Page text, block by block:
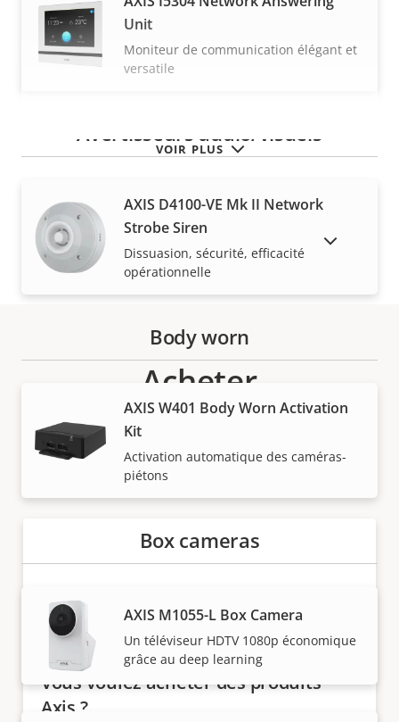
VOIR PLUS
Unit
Moniteur de communication élégant et
versatile
Avertisseurs audio/visuels
AXIS D4100-VE Mk II Network
Strobe Siren
Dissuasion, sécurité, efficacité
opérationnelle
Body worn
AXIS W401 Body Worn Activation
Kit
Activation automatique des caméras-
piétons
Box cameras
AXIS M1055-L Box Camera
Un téléviseur HDTV 1080p économique
grâce au deep learning
AFFICHER LES PRODUITS ABANDONNÉS
Acheter
Les solutions Axis et les produits individuels sont
vendus et installés de manière experte par nos
partenaires de confiance.
Vous voulez acheter des produits
Axis ?